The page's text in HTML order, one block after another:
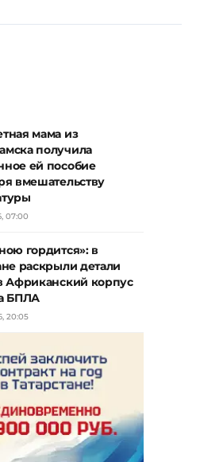
мама из
получила
ей пособие
вмешательству
07:00
гордится»: в
раскрыли детали
Африканский корпус
БПЛА
20:05